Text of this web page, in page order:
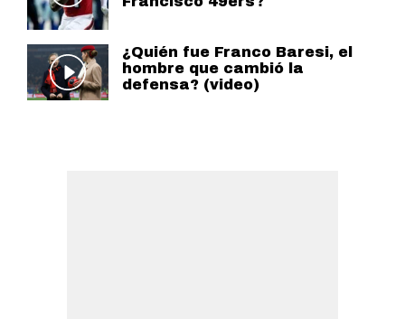
¿Quién fue Franco Baresi, el
hombre que cambió la
defensa? (video)